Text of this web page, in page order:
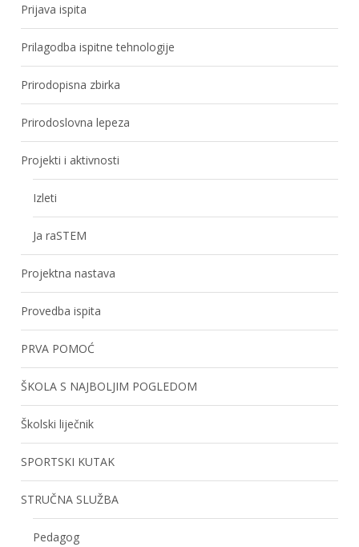
Prijava ispita
Prilagodba ispitne tehnologije
Prirodopisna zbirka
Prirodoslovna lepeza
Projekti i aktivnosti
Izleti
Ja raSTEM
Projektna nastava
Provedba ispita
PRVA POMOĆ
ŠKOLA S NAJBOLJIM POGLEDOM
Školski liječnik
SPORTSKI KUTAK
STRUČNA SLUŽBA
Pedagog